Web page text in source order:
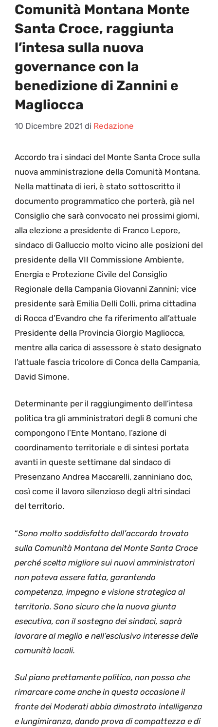
Comunità Montana Monte
Santa Croce, raggiunta
l’intesa sulla nuova
governance con la
benedizione di Zannini e
Magliocca
10 Dicembre 2021 di Redazione
Accordo tra i sindaci del Monte Santa Croce sulla
nuova amministrazione della Comunità Montana.
Nella mattinata di ieri, è stato sottoscritto il
documento programmatico che porterà, già nel
Consiglio che sarà convocato nei prossimi giorni,
alla elezione a presidente di Franco Lepore,
sindaco di Galluccio molto vicino alle posizioni del
presidente della VII Commissione Ambiente,
Energia e Protezione Civile del Consiglio
Regionale della Campania Giovanni Zannini; vice
presidente sarà Emilia Delli Colli, prima cittadina
di Rocca d’Evandro che fa riferimento all’attuale
Presidente della Provincia Giorgio Magliocca,
mentre alla carica di assessore è stato designato
l’attuale fascia tricolore di Conca della Campania,
David Simone.
Determinante per il raggiungimento dell’intesa
politica tra gli amministratori degli 8 comuni che
compongono l’Ente Montano, l’azione di
coordinamento territoriale e di sintesi portata
avanti in queste settimane dal sindaco di
Presenzano Andrea Maccarelli, zanniniano doc,
così come il lavoro silenzioso degli altri sindaci
del territorio.
“Sono molto soddisfatto dell’accordo trovato
sulla Comunità Montana del Monte Santa Croce
perché scelta migliore sui nuovi amministratori
non poteva essere fatta, garantendo
competenza, impegno e visione strategica al
territorio. Sono sicuro che la nuova giunta
esecutiva, con il sostegno dei sindaci, saprà
lavorare al meglio e nell’esclusivo interesse delle
comunità locali.
Sul piano prettamente politico, non posso che
rimarcare come anche in questa occasione il
fronte dei Moderati abbia dimostrato intelligenza
e lungimiranza, dando prova di compattezza e di